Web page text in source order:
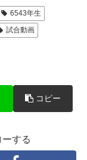
6543年生
試合動画
コピー
する